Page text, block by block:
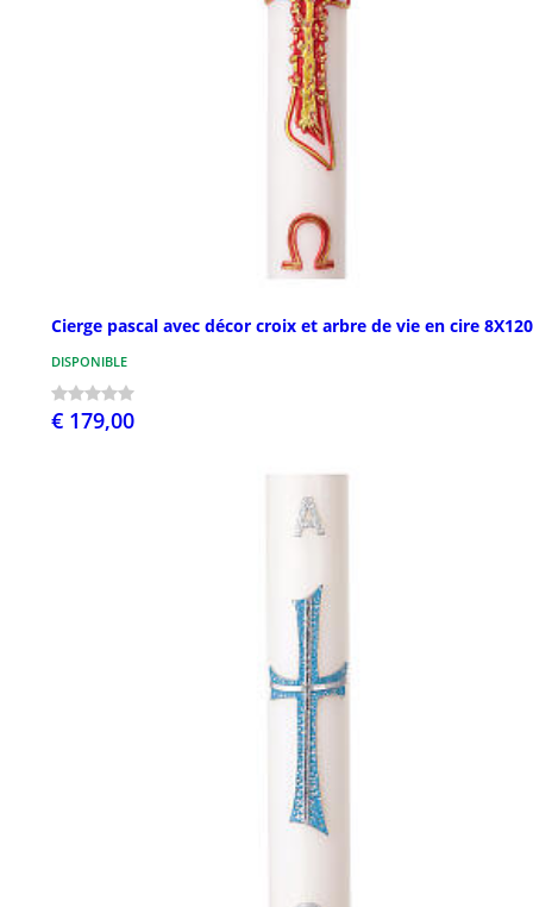
Cierge pascal avec décor croix et arbre de vie en cire
DISPONIBLE
€ 179,00